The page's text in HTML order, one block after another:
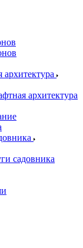
архитектура
садовника